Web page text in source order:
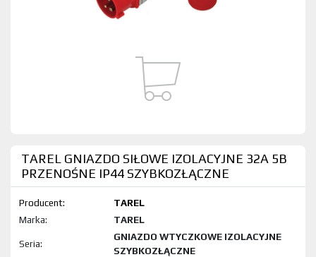
TAREL GNIAZDO SIŁOWE IZOLACYJNE 32A 5B
PRZENOŚNE IP44 SZYBKOZŁĄCZNE
Producent:
TAREL
Marka:
TAREL
Seria:
GNIAZDO WTYCZKOWE IZOLACYJNE
SZYBKOZŁĄCZNE